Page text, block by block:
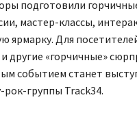
подготовили
мастер-классы,
ярмарку. Для
другие «горчичные»
событием станет
группы Track34.